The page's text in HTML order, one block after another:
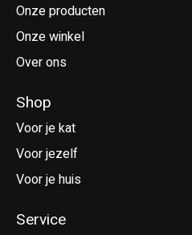
Onze producten
Onze winkel
Over ons
Shop
Voor je kat
Voor jezelf
Voor je huis
Service